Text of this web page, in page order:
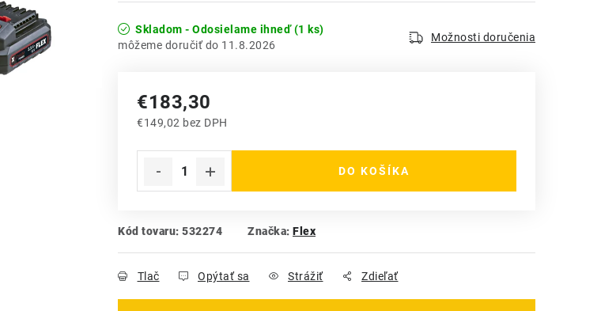
Skladom - Odosielame ihneď(1 ks)
11.8.2026
Možnosti doručenia
€183,30
€149,02 bez DPH
DO KOŠÍKA
Kód tovaru: 532274 Značka: Flex
Tlač Opýtať sa Strážiť Zdieľať